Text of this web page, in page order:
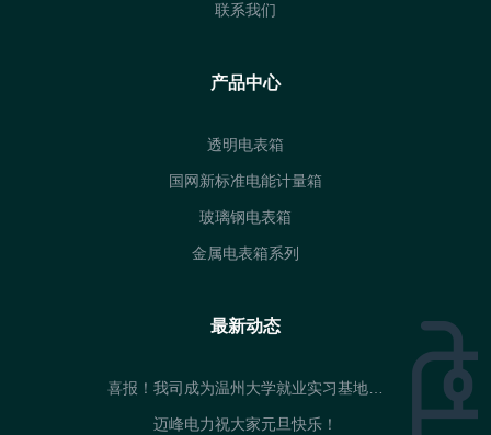
联系我们
产品中心
透明电表箱
国网新标准电能计量箱
玻璃钢电表箱
金属电表箱系列
最新动态
喜报！我司成为温州大学就业实习基地…
迈峰电力祝大家元旦快乐！